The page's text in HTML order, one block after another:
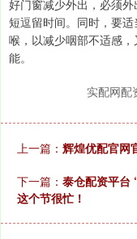
好门窗减少外出，必须
短逗留时间。同时，要
喉，以减少咽部不适感
能。
实配网配
上一篇： 辉煌优配官网
下一篇： 泰仓配资平台
这个节很忙！